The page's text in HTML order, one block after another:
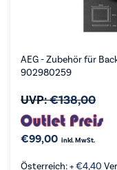
AEG - Zubehör für
902980259
UVP:€138,00
€99,00 inkl. MwSt.
Österreich: +€4,40